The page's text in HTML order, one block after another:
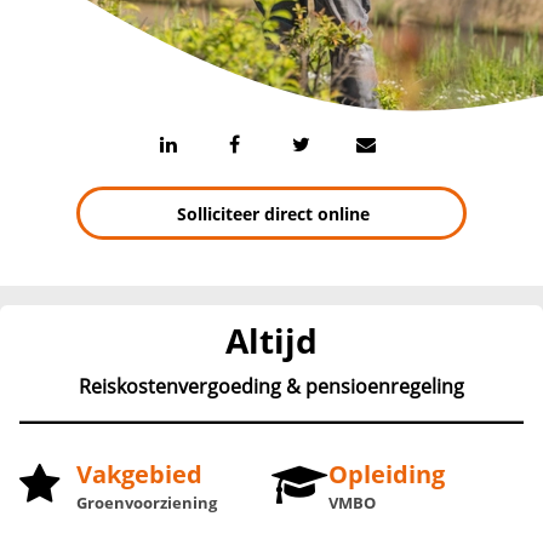
Solliciteer direct online
Altijd
Reiskostenvergoeding & pensioenregeling
Vakgebied
Groenvoorziening
Opleiding
VMBO